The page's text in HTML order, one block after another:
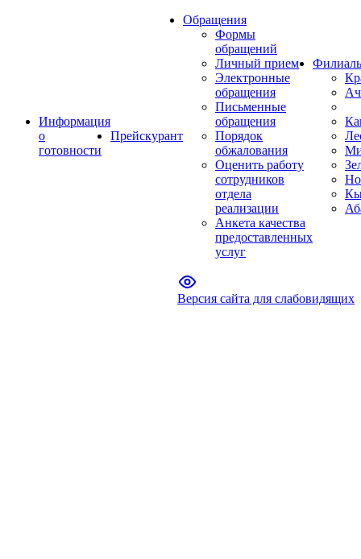
Информация
о
готовности
Прейскурант
Обращения
Формы
обращений
Личный прием
Электронные
обращения
Письменные
обращения
Порядок
обжалования
Оценить работу
сотрудников
отдела
реализации
Анкета качества
предоставленных
услуг
Версия сайта для слабовидящих